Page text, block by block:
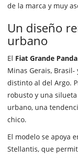
de la marca y muy
Un diseño
urbano
El Fiat Grande Panda
Minas Gerais,
distinto al del Argo.
robusto y una
urbano, una
chico.
El modelo se apoya
Stellantis, que